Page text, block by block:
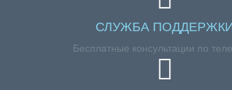
СЛУЖБА
Бесплатные консультации по